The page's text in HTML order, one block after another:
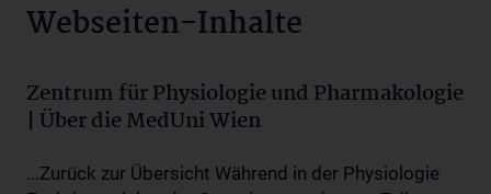
Webseiten-Inhalte
Zentrum für Physiologie und Pharmakologie
| Über die MedUni Wien
...Zurück zur Übersicht Während in der Physiologie